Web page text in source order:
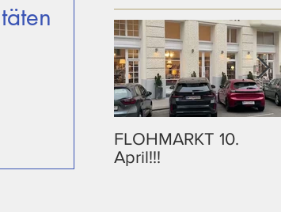
FLOHMARKT 10.
April!!!